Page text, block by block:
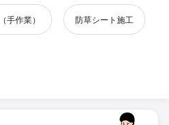
手作業） 防草シート施工